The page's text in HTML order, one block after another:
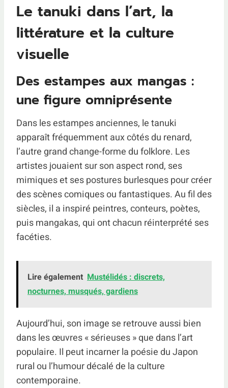
Le tanuki dans l’art, la
littérature et la culture
visuelle
Des estampes aux mangas :
une figure omniprésente
Dans les estampes anciennes, le tanuki
apparaît fréquemment aux côtés du renard,
l’autre grand change-forme du folklore. Les
artistes jouaient sur son aspect rond, ses
mimiques et ses postures burlesques pour créer
des scènes comiques ou fantastiques. Au fil des
siècles, il a inspiré peintres, conteurs, poètes,
puis mangakas, qui ont chacun réinterprété ses
facéties.
Lire également Mustélidés : discrets,
nocturnes, musqués, gardiens
Aujourd’hui, son image se retrouve aussi bien
dans les œuvres « sérieuses » que dans l’art
populaire. Il peut incarner la poésie du Japon
rural ou l’humour décalé de la culture
contemporaine.